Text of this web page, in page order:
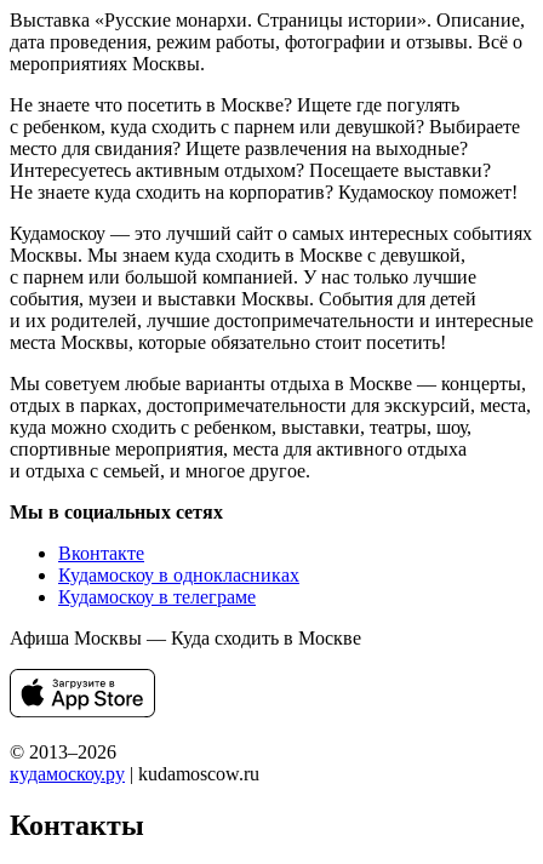
Выставка «Русские монархи. Страницы истории». Описание,
дата проведения, режим работы, фотографии и отзывы. Всё о
мероприятиях Москвы.
Не знаете что посетить в Москве? Ищете где погулять
с ребенком, куда сходить с парнем или девушкой? Выбираете
место для свидания? Ищете развлечения на выходные?
Интересуетесь активным отдыхом? Посещаете выставки?
Не знаете куда сходить на корпоратив? Кудамоскоу поможет!
Кудамоскоу — это лучший сайт о самых интересных событиях
Москвы. Мы знаем куда сходить в Москве с девушкой,
с парнем или большой компанией. У нас только лучшие
события, музеи и выставки Москвы. События для детей
и их родителей, лучшие достопримечательности и интересные
места Москвы, которые обязательно стоит посетить!
Мы советуем любые варианты отдыха в Москве — концерты,
отдых в парках, достопримечательности для экскурсий, места,
куда можно сходить с ребенком, выставки, театры, шоу,
спортивные мероприятия, места для активного отдыха
и отдыха с семьей, и многое другое.
Мы в социальных сетях
Вконтакте
Кудамоскоу в однокласниках
Кудамоскоу в телеграме
Афиша Москвы — Куда сходить в Москве
© 2013–2026
кудамоскоу.ру | kudamoscow.ru
Контакты